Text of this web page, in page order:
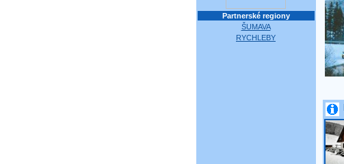
Partnerské regiony
ŠUMAVA
RYCHLEBY